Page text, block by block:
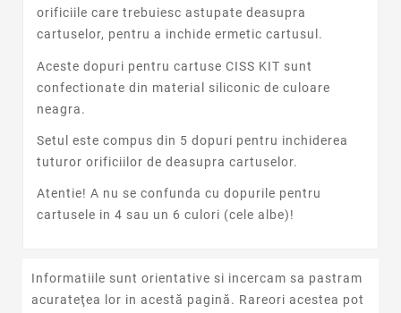
orificiile care trebuiesc astupate deasupra
cartuselor, pentru a inchide ermetic cartusul.
Aceste dopuri pentru cartuse CISS KIT sunt
confectionate din material siliconic de culoare
neagra.
Setul este compus din 5 dopuri pentru inchiderea
tuturor orificiilor de deasupra cartuselor.
Atentie! A nu se confunda cu dopurile pentru
cartusele in 4 sau un 6 culori (cele albe)!
Informatiile sunt orientative si incercam sa pastram
acurateţea lor in acestă pagină. Rareori acestea pot